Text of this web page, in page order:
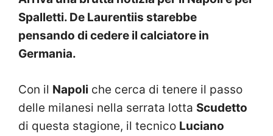
Spalletti. De Laurentiis starebbe
pensando di cedere il calciatore in
Germania.
Con il Napoli che cerca di tenere il passo
delle milanesi nella serrata lotta Scudetto
di questa stagione, il tecnico Luciano